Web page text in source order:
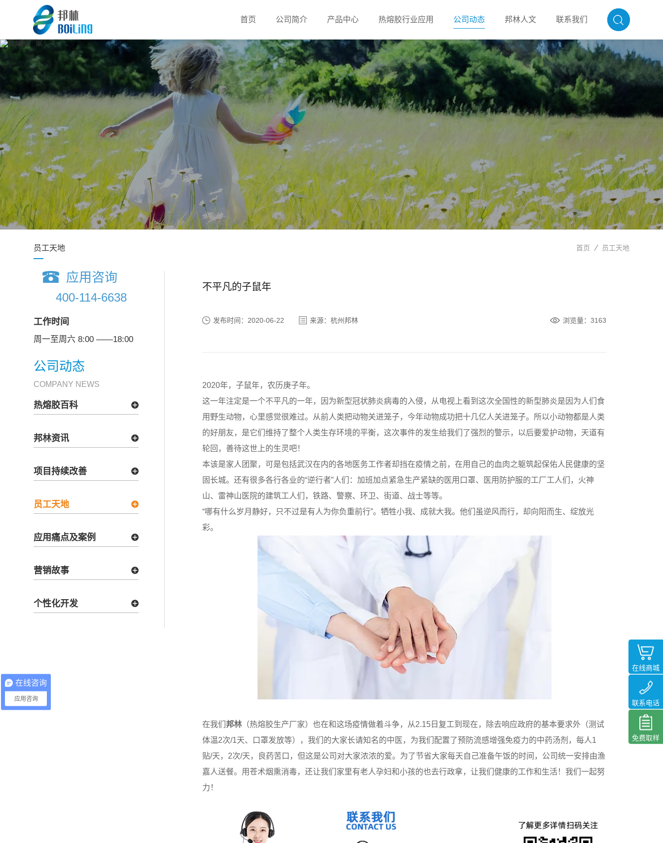
首页 公司简介 产品中心 热熔胶行业应用 公司动态 邦林人文 联系我们
在线商城
联系电话
免费取样
员工天地 首页 员工天地
应用咨询
400-114-6638
工作时间
周一至周六 8:00 ——18:00
公司动态
COMPANY NEWS
热熔胶百科
邦林资讯
项目持续改善
员工天地
应用痛点及案例
营销故事
个性化开发
不平凡的子鼠年
发布时间：2020-06-22 来源：杭州邦林 浏览量：3163
2020年，子鼠年，农历庚子年。
这一年注定是一个不平凡的一年，因为新型冠状肺炎病毒的入侵，从电视上看到这次全国性的新型肺炎是因为人们食
用野生动物，心里感觉很难过。从前人类把动物关进笼子，今年动物成功把十几亿人关进笼子。所以小动物都是人类
的好朋友，是它们维持了整个人类生存环境的平衡，这次事件的发生给我们了强烈的警示，以后要爱护动物，天道有
轮回，善待这世上的生灵吧！
本该是家人团聚，可是包括武汉在内的各地医务工作者却挡在疫情之前，在用自己的血肉之躯筑起保佑人民健康的坚
固长城。还有很多各行各业的“逆行者”人们：加班加点紧急生产紧缺的医用口罩、医用防护服的工厂工人们，火神
山、雷神山医院的建筑工人们，铁路、警察、环卫、街道、战士等等。
“哪有什么岁月静好，只不过是有人为你负重前行”。牺牲小我、成就大我。他们虽逆风而行，却向阳而生、绽放光
彩。
在我们邦林 （热熔胶生产厂家）也在和这场疫情做着斗争，从2.15日复工到现在，除去响应政府的基本要求外（测试
体温2次/1天、口罩发放等），我们的大家长请知名的中医，为我们配置了预防流感增强免疫力的中药汤剂，每人1
贴/天，2次/天，良药苦口，但这是公司对大家浓浓的爱。为了节省大家每天自己准备午饭的时间，公司统一安排由渔
嘉人送餐。用苍术烟熏消毒，还让我们家里有老人孕妇和小孩的也去行政拿，让我们健康的工作和生活！我们一起努
力！
在线咨询
应用咨询